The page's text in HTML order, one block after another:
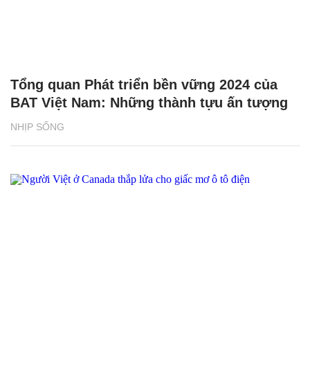
NHỊP SỐNG
Tổng quan Phát triển bền vững 2024 của
BAT Việt Nam: Những thành tựu ấn tượng